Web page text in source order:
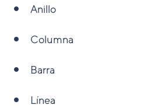
Anillo
Columna
Barra
Línea